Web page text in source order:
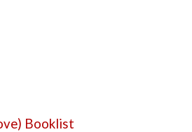
Booklist